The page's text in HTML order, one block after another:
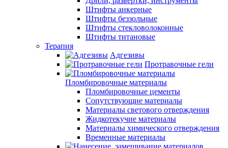
Штифты анкерные
Штифты беззольные
Штифты стекловолоконные
Штифты титановые
Терапия
Адгезивы
Протравочные гели
Пломбировочные материалы
Пломбировочные цементы
Сопутствующие материалы
Материалы светового отверждения
Жидкотекучие материалы
Материалы химического отверждения
Временные материалы